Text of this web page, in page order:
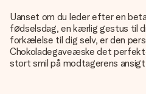
Uanset om du leder efter en
fødselsdag, en kærlig gestus til
forkælelse til dig selv, er den
Chokoladegaveæske det
stort smil på modtagerens